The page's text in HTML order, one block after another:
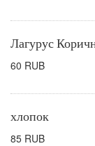
Лагурус
60 RUB
хлопок
85 RUB